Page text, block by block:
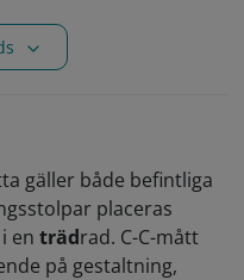
gäller både befintliga
placeras
i en trädrad. C-C-mått
på gestaltning,